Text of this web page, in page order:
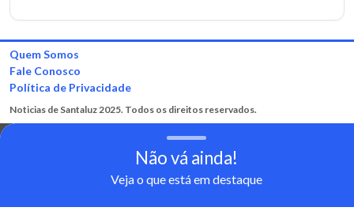
Quem Somos
Fale Conosco
Política de Privacidade
Noticias de Santaluz 2025. Todos os direitos reservados.
Não vá ainda!
Veja o que está em destaque